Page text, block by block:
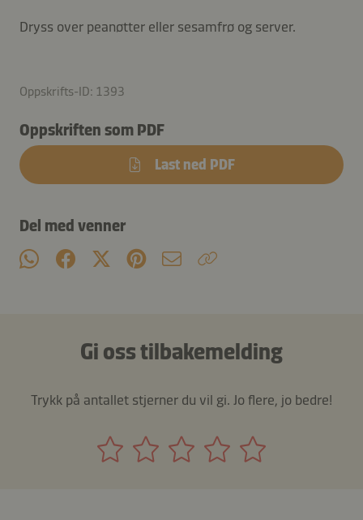
Dryss over peanøtter eller sesamfrø og server.
Oppskrifts-ID: 1393
Oppskriften som PDF
Last ned PDF
Del med venner
Gi oss tilbakemelding
Trykk på antallet stjerner du vil gi. Jo flere, jo bedre!